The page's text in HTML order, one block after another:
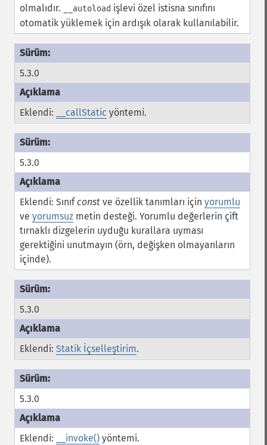
olmalıdır.
__autoload işlevi özel istisna sınıfını
otomatik yüklemek için ardışık olarak kullanılabilir.
5.3.0
Eklendi: __callStatic yöntemi.
5.3.0
Eklendi: Sınıfconst ve özellik tanımları için yorumlu
ve yorumsuz metin desteği. Yorumlu değerlerin çift
tırnaklı dizgelerin uyduğu kurallara uyması
gerektiğini unutmayın (örn, değişken olmayanların
içinde).
5.3.0
Eklendi: Statik İçselleştirim.
5.3.0
Eklendi: __invoke() yöntemi.